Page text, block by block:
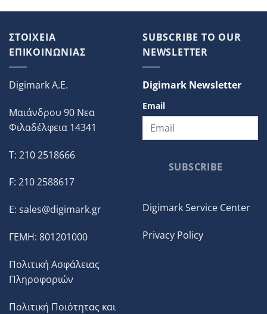
ΣΤΟΙΧΕΙΑ
ΕΠΙΚΟΙΝΩΝΙΑΣ
Digimark A.E.
Μαιάνδρου 90 Νεα
Φιλαδέλφεια 14341
T: 210 2518666
F: 210 2588617
E: sales@digimark.gr
ΓΕΜΗ: 801201000
Πολιτική Ασφάλειας
Πληροφοριών
Πολιτική Ποιότητας και
SUBSCRIBE TO OUR
NEWSLETTER
Digimark Newsletter
Email
SUBSCRIBE
Digimark Service Center
Privacy Policy